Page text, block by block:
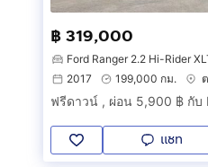
฿ 319,000
Ford Ranger 2.2 Hi-Rider
2017
199,000 กม.
ฟรีดาวน์ , ผ่อน 5,900 ฿ กับ
แชท